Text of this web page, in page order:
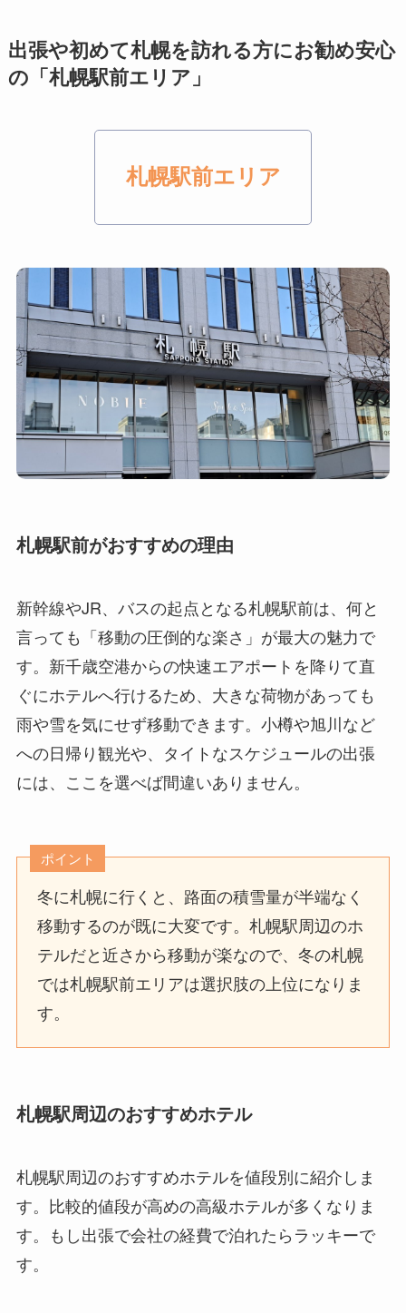
出張や初めて札幌を訪れる方にお勧め安心
の「札幌駅前エリア 」
札幌駅前エリア
札幌駅前がおすすめの理由
新幹線やJR、バスの起点となる札幌駅前は、何と
言っても「移動の圧倒的な楽さ」が最大の魅力で
す。新千歳空港からの快速エアポートを降りて直
ぐにホテルへ行けるため、大きな荷物があっても
雨や雪を気にせず移動できます。小樽や旭川など
への日帰り観光や、タイトなスケジュールの出張
には、ここを選べば間違いありません。
ポイント
冬に札幌に行くと、路面の積雪量が半端なく
移動するのが既に大変です。札幌駅周辺のホ
テルだと近さから移動が楽なので、冬の札幌
では札幌駅前エリアは選択肢の上位になりま
す。
札幌駅周辺のおすすめホテル
札幌駅周辺のおすすめホテルを値段別に紹介しま
す。比較的値段が高めの高級ホテルが多くなりま
す。もし出張で会社の経費で泊れたらラッキーで
す。